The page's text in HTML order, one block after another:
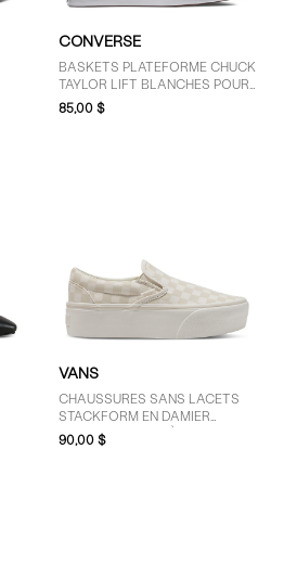
CONVERSE
BASKETS PLATEFORME CHUCK
TAYLOR LIFT BLANCHES POUR
FEMMES
85,00 $
VANS
CHAUSSURES SANS LACETS
STACKFORM EN DAMIER
BLANCHES ET CRÈME
90,00 $